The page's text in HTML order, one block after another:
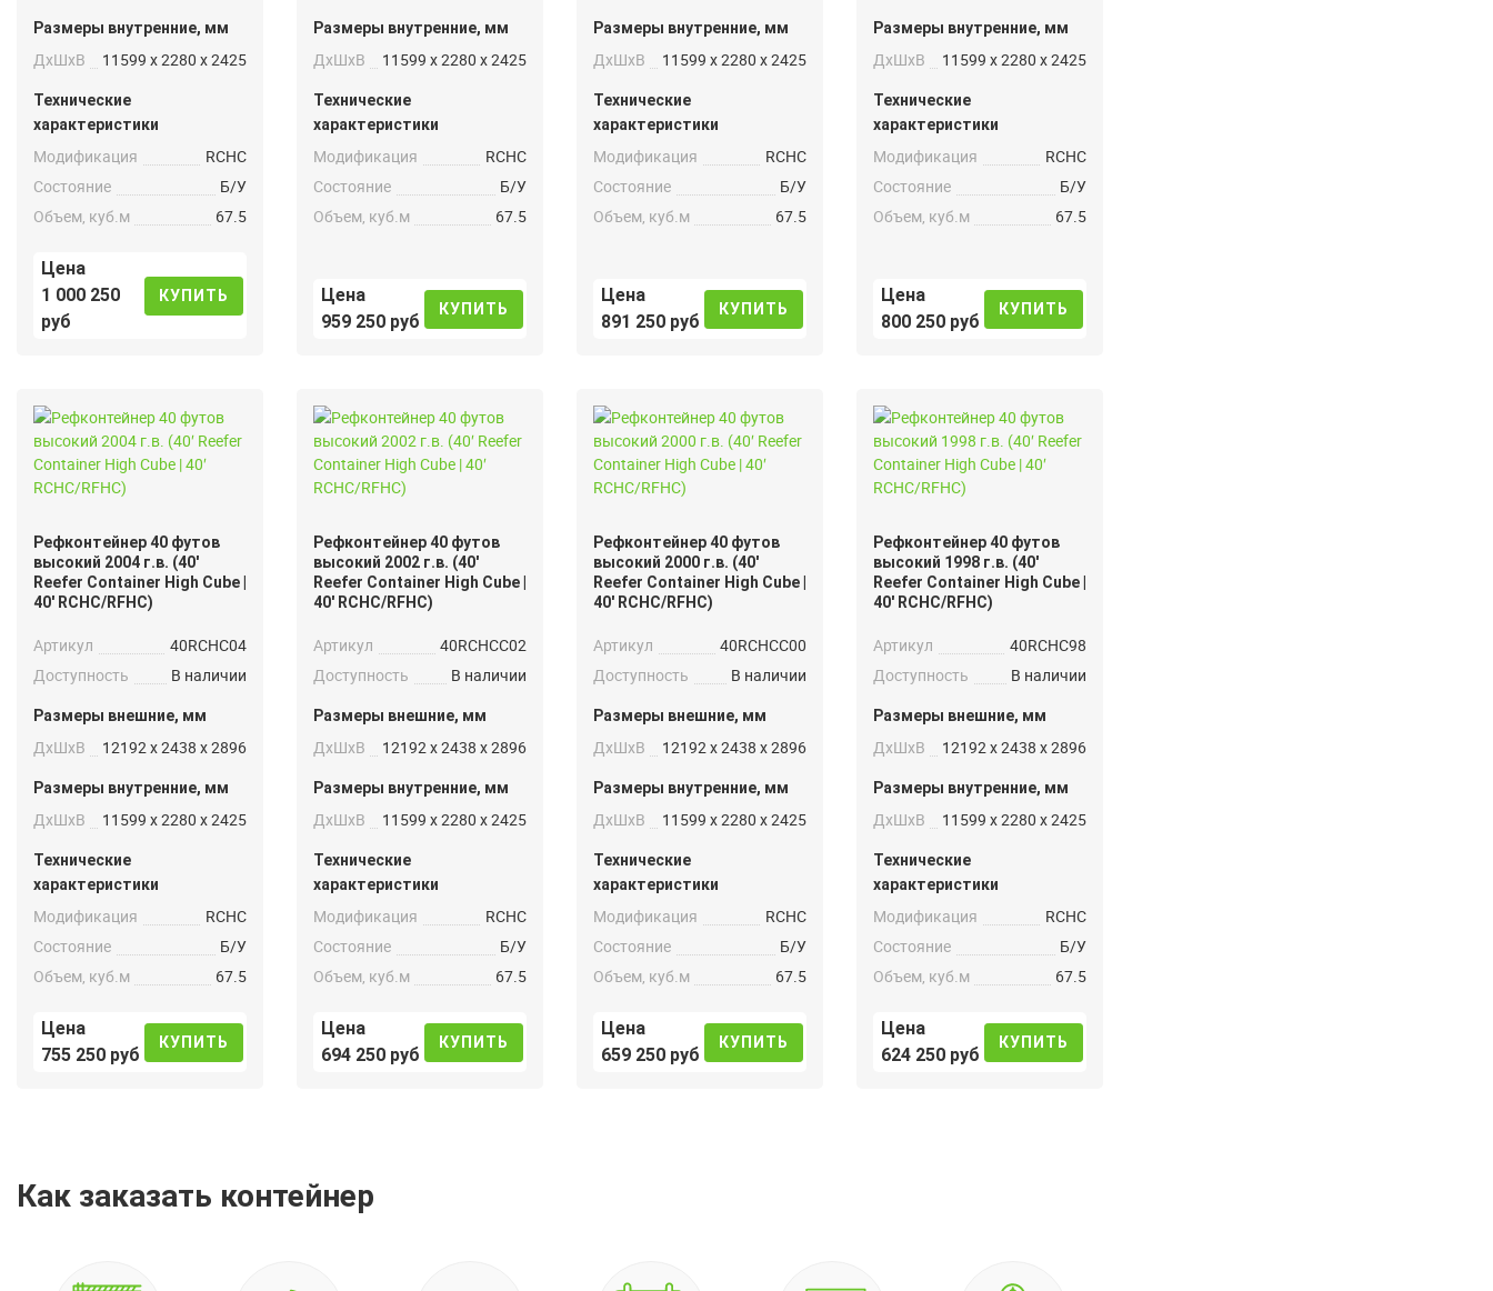
Размеры внутренние, мм
ДxШxВ 11599 x 2280 x 2425
Технические
характеристики
Модификация
RCHC
Состояние
Б/У
Объем, куб.м
67.5
Цена
1 000 250
руб
КУПИТЬ
Размеры внутренние, мм
ДxШxВ 11599 x 2280 x 2425
Технические
характеристики
Модификация
RCHC
Состояние
Б/У
Объем, куб.м
67.5
Цена
959 250 руб
КУПИТЬ
Размеры внутренние, мм
ДxШxВ 11599 x 2280 x 2425
Технические
характеристики
Модификация
RCHC
Состояние
Б/У
Объем, куб.м
67.5
Цена
891 250 руб
КУПИТЬ
Размеры внутренние, мм
ДxШxВ 11599 x 2280 x 2425
Технические
характеристики
Модификация
RCHC
Состояние
Б/У
Объем, куб.м
67.5
Цена
800 250 руб
КУПИТЬ
Рефконтейнер 40 футов
высокий 2004 г.в. (40′
Reefer Container High Cube |
40′ RCHC/RFHC)
Артикул
40RCHC04
Доступность
В наличии
Размеры внешние, мм
ДxШxВ 12192 x 2438 x 2896
Размеры внутренние, мм
ДxШxВ 11599 x 2280 x 2425
Технические
характеристики
Модификация
RCHC
Состояние
Б/У
Объем, куб.м
67.5
Цена
755 250 руб
КУПИТЬ
Рефконтейнер 40 футов
высокий 2002 г.в. (40′
Reefer Container High Cube |
40′ RCHC/RFHC)
Артикул
40RCHCC02
Доступность
В наличии
Размеры внешние, мм
ДxШxВ 12192 x 2438 x 2896
Размеры внутренние, мм
ДxШxВ 11599 x 2280 x 2425
Технические
характеристики
Модификация
RCHC
Состояние
Б/У
Объем, куб.м
67.5
Цена
694 250 руб
КУПИТЬ
Рефконтейнер 40 футов
высокий 2000 г.в. (40′
Reefer Container High Cube |
40′ RCHC/RFHC)
Артикул
40RCHCC00
Доступность
В наличии
Размеры внешние, мм
ДxШxВ 12192 x 2438 x 2896
Размеры внутренние, мм
ДxШxВ 11599 x 2280 x 2425
Технические
характеристики
Модификация
RCHC
Состояние
Б/У
Объем, куб.м
67.5
Цена
659 250 руб
КУПИТЬ
Рефконтейнер 40 футов
высокий 1998 г.в. (40′
Reefer Container High Cube |
40′ RCHC/RFHC)
Артикул
40RCHC98
Доступность
В наличии
Размеры внешние, мм
ДxШxВ 12192 x 2438 x 2896
Размеры внутренние, мм
ДxШxВ 11599 x 2280 x 2425
Технические
характеристики
Модификация
RCHC
Состояние
Б/У
Объем, куб.м
67.5
Цена
624 250 руб
КУПИТЬ
Как заказать контейнер